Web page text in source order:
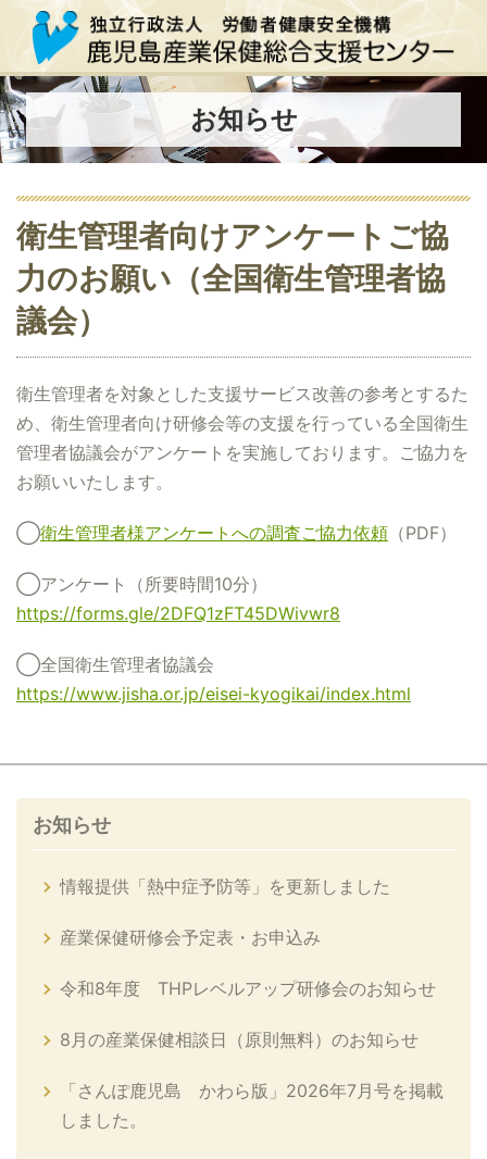
お知らせ
衛生管理者向けアンケートご協
力のお願い（全国衛生管理者協
議会）
衛生管理者を対象とした支援サービス改善の参考とするた
め、衛生管理者向け研修会等の支援を行っている全国衛生
管理者協議会がアンケートを実施しております。ご協力を
お願いいたします。
◯衛生管理者様アンケートへの調査ご協力依頼 （PDF）
◯アンケート（所要時間10分）
https://forms.gle/2DFQ1zFT45DWivwr8
◯全国衛生管理者協議会
https://www.jisha.or.jp/eisei-kyogikai/index.html
お知らせ
情報提供「熱中症予防等」を更新しました
産業保健研修会予定表・お申込み
令和8年度 THPレベルアップ研修会のお知らせ
8月の産業保健相談日（原則無料）のお知らせ
「さんぽ鹿児島 かわら版」2026年7月号を掲載
しました。